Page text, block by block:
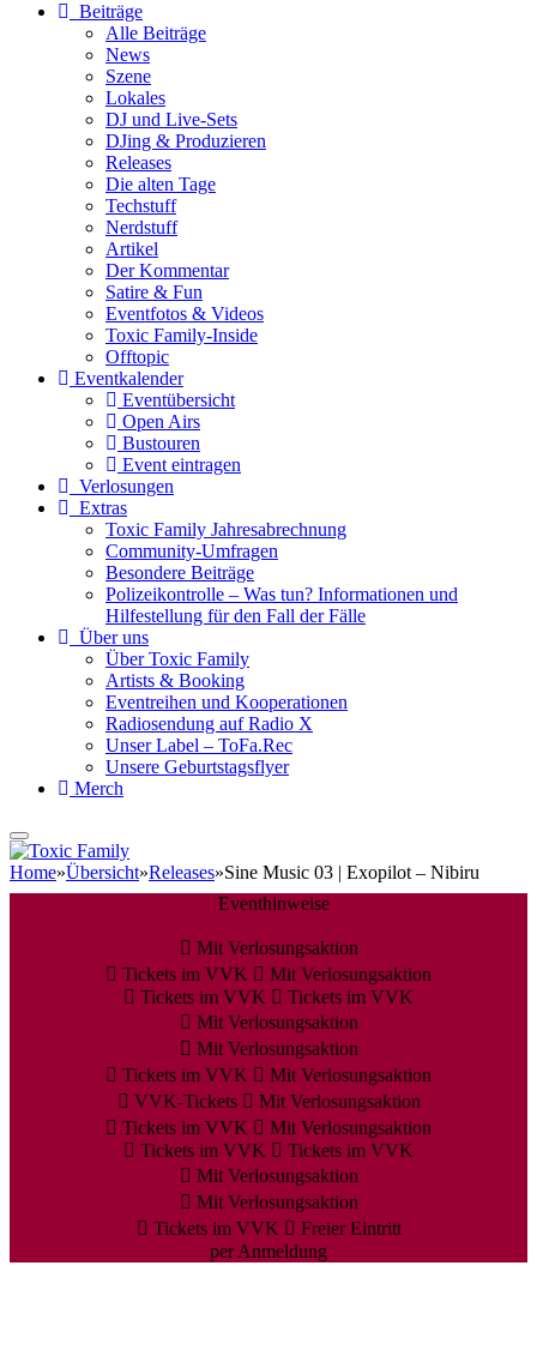
Beiträge
Alle Beiträge
News
Szene
Lokales
DJ und Live-Sets
DJing & Produzieren
Releases
Die alten Tage
Techstuff
Nerdstuff
Artikel
Der Kommentar
Satire & Fun
Eventfotos & Videos
Toxic Family-Inside
Offtopic
Eventkalender
Eventübersicht
Open Airs
Bustouren
Event eintragen
Verlosungen
Extras
Toxic Family Jahresabrechnung
Community-Umfragen
Besondere Beiträge
Polizeikontrolle – Was tun? Informationen und
Hilfestellung für den Fall der Fälle
Über uns
Über Toxic Family
Artists & Booking
Eventreihen und Kooperationen
Radiosendung auf Radio X
Unser Label – ToFa.Rec
Unsere Geburtstagsflyer
Merch
Home»Übersicht»Releases»Sine Music 03 | Exopilot – Nibiru
Eventhinweise
Mit Verlosungsaktion
Tickets im VVK
Mit Verlosungsaktion
Tickets im VVK
Tickets im VVK
Mit Verlosungsaktion
Mit Verlosungsaktion
Tickets im VVK
Mit Verlosungsaktion
VVK-Tickets
Mit Verlosungsaktion
Tickets im VVK
Mit Verlosungsaktion
Tickets im VVK
Tickets im VVK
Mit Verlosungsaktion
Mit Verlosungsaktion
Tickets im VVK
Freier Eintritt
per Anmeldung